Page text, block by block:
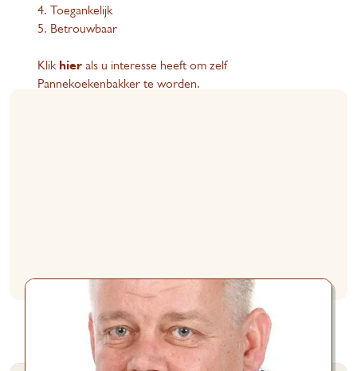
4. Toegankelijk
5. Betrouwbaar
Klik hier als u interesse heeft om zelf
Pannekoekenbakker te worden.